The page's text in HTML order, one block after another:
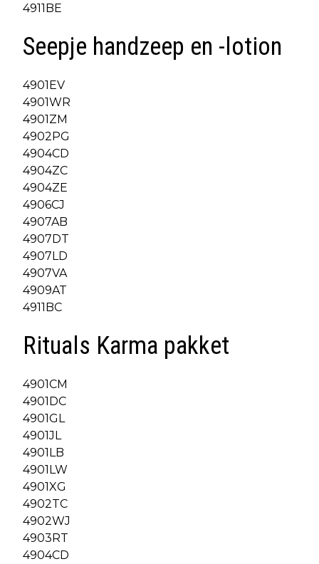
4911BE
Seepje handzeep en -lotion
4901EV
4901WR
4901ZM
4902PG
4904CD
4904ZC
4904ZE
4906CJ
4907AB
4907DT
4907LD
4907VA
4909AT
4911BC
Rituals Karma pakket
4901CM
4901DC
4901GL
4901JL
4901LB
4901LW
4901XG
4902TC
4902WJ
4903RT
4904CD